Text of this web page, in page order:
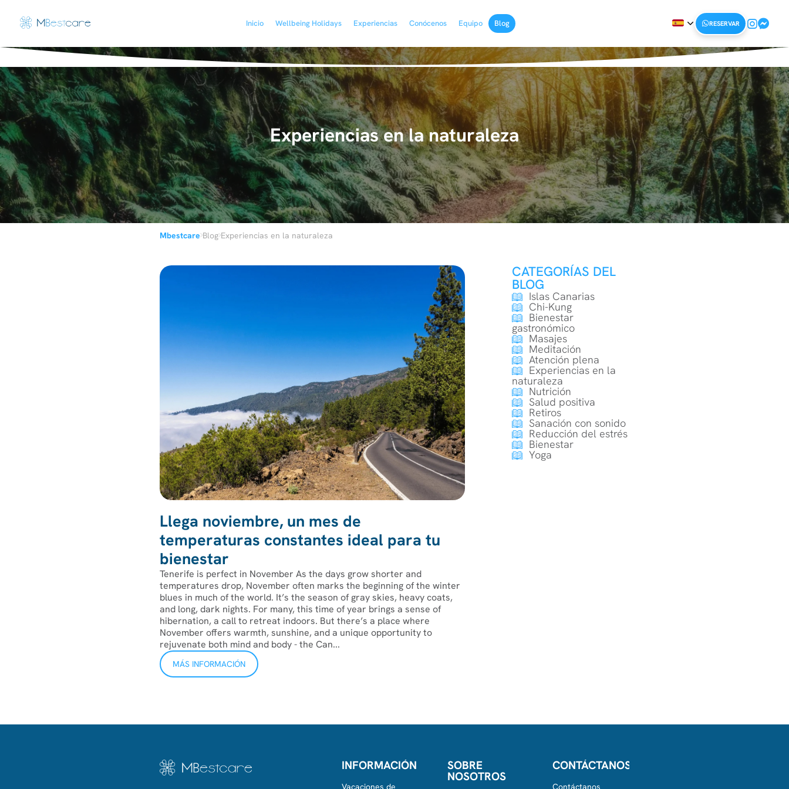
Inicio Wellbeing Holidays Experiencias Conócenos Equipo Blog RESERVAR
Experiencias en la naturaleza
Mbestcare›Blog›Experiencias en la naturaleza
Llega noviembre, un mes de
temperaturas constantes ideal para tu
bienestar
Tenerife is perfect in November As the days grow shorter and
temperatures drop, November often marks the beginning of the winter
blues in much of the world. It’s the season of gray skies, heavy coats,
and long, dark nights. For many, this time of year brings a sense of
hibernation, a call to retreat indoors. But there’s a place where
November offers warmth, sunshine, and a unique opportunity to
rejuvenate both mind and body - the Can...
MÁS INFORMACIÓN
CATEGORÍAS DEL
BLOG
Islas Canarias
Chi-Kung
Bienestar
gastronómico
Masajes
Meditación
Atención plena
Experiencias en la
naturaleza
Nutrición
Salud positiva
Retiros
Sanación con sonido
Reducción del estrés
Bienestar
Yoga
INFORMACIÓN
Vacaciones de
SOBRE
NOSOTROS
CONTÁCTANOS
Contáctanos